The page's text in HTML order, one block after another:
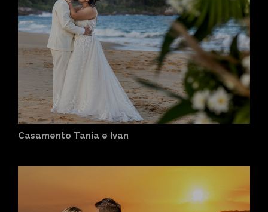
Casamento Tania e Ivan